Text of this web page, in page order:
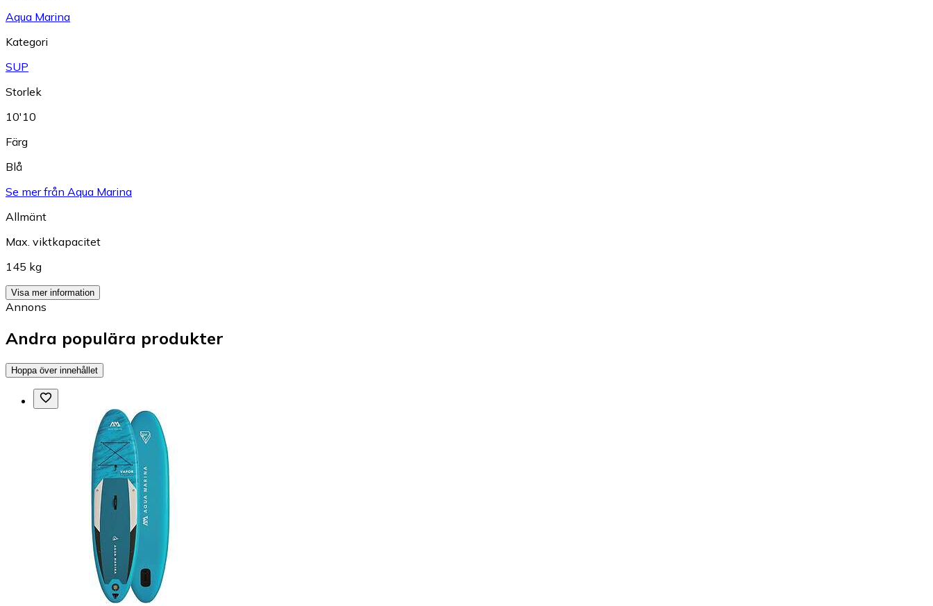
Aqua Marina
Kategori
SUP
Storlek
10'10
Färg
Blå
Se mer från Aqua Marina
Allmänt
Max. viktkapacitet
145 kg
Visa mer information
Annons
Andra populära produkter
Hoppa över innehållet